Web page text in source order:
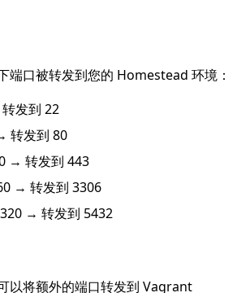
端口被转发到您的 Homestead 环境：
发到 22
转发到 80
→ 转发到 443
→ 转发到 3306
→ 转发到 5432
以将额外的端口转发到 Vagrant